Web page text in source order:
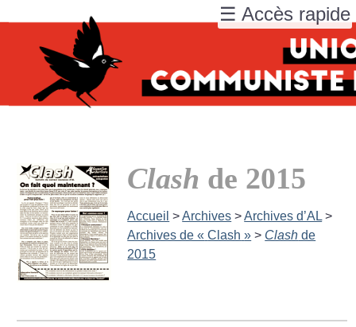
Clash de 2015
Accueil >Archives >Archives d’AL >
Archives de « Clash » > Clash de
2015
☰ Accès rapide